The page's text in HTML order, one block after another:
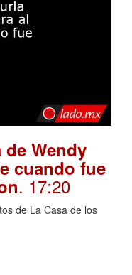
Wendy
cuando fue
. 17:20
de La Casa de los